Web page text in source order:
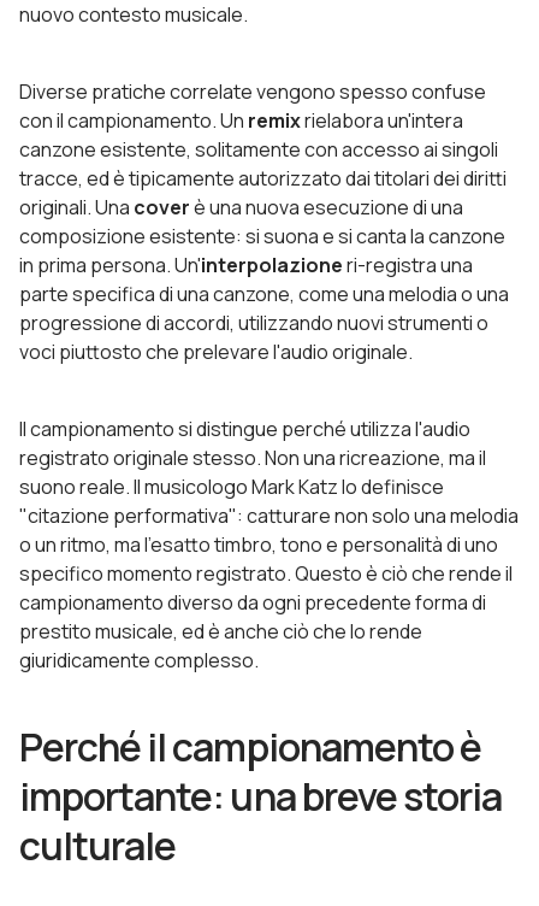
nuovo contesto musicale.
Diverse pratiche correlate vengono spesso confuse
con il campionamento. Un remixrielabora un'intera
canzone esistente, solitamente con accesso ai singoli
tracce, ed è tipicamente autorizzato dai titolari dei diritti
originali. Una coverè una nuova esecuzione di una
composizione esistente: si suona e si canta la canzone
in prima persona. Un'interpolazioneri-registra una
parte specifica di una canzone, come una melodia o una
progressione di accordi, utilizzando nuovi strumenti o
voci piuttosto che prelevare l'audio originale.
Il campionamento si distingue perché utilizza l'audio
registrato originale stesso. Non una ricreazione, ma il
suono reale. Il musicologo Mark Katz lo definisce
"citazione performativa": catturare non solo una melodia
o un ritmo, ma l'esatto timbro, tono e personalità di uno
specifico momento registrato. Questo è ciò che rende il
campionamento diverso da ogni precedente forma di
prestito musicale, ed è anche ciò che lo rende
giuridicamente complesso.
Perché il campionamento è
importante: una breve storia
culturale